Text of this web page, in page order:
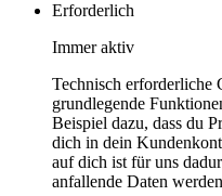
Erforderlich
Immer aktiv
Technisch erforderliche
grundlegende
Beispiel dazu, dass du
dich in dein
auf dich ist für uns
anfallende Daten